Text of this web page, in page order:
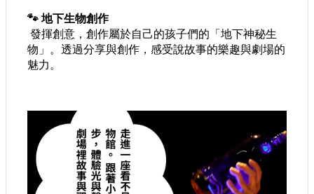
🐾 地下生物創作
發揮創意，創作屬於自己的孩子們的「地下神秘生
物」。透過分享與創作，感受說故事的樂趣與劇場的
魅力。